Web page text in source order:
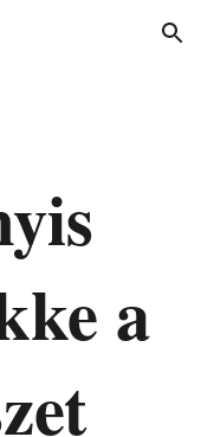
Skip to navigation
a